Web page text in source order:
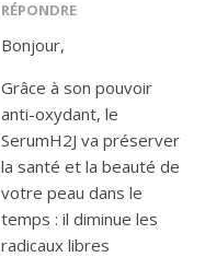
RÉPONDRE
Bonjour,
Grâce à son pouvoir
anti-oxydant, le
SerumH2J va préserver
la santé et la beauté de
votre peau dans le
temps : il diminue les
radicaux libres